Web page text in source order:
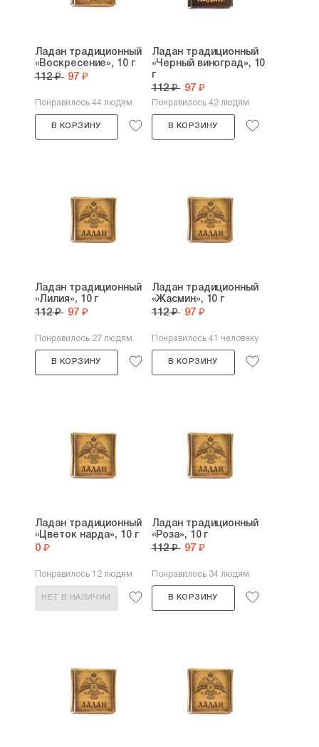
Ладан традиционный
«Воскресение», 10 г
112 ₽ 97 ₽
Понравилось 44 людям
В КОРЗИНУ
Ладан традиционный
«Черный виноград», 10
г
112 ₽ 97 ₽
Понравилось 42 людям
В КОРЗИНУ
Ладан традиционный
«Лилия», 10 г
112 ₽ 97 ₽
Понравилось 27 людям
В КОРЗИНУ
Ладан традиционный
«Жасмин», 10 г
112 ₽ 97 ₽
Понравилось 41 человеку
В КОРЗИНУ
Ладан традиционный
«Цветок нарда», 10 г
0 ₽
Понравилось 12 людям
НЕТ В НАЛИЧИИ
Ладан традиционный
«Роза», 10 г
112 ₽ 97 ₽
Понравилось 34 людям
В КОРЗИНУ